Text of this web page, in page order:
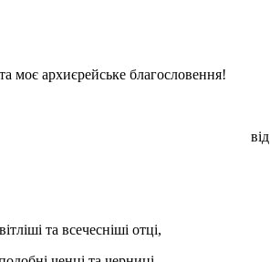
моє архиєрейське благословення!
та всечесніші отці,